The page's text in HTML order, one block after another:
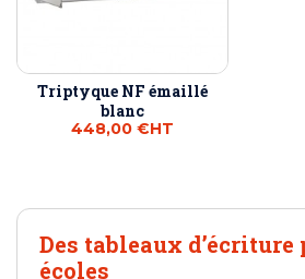
Triptyque NF émaillé
blanc
448,00 €HT
Des tableaux d’écriture
écoles